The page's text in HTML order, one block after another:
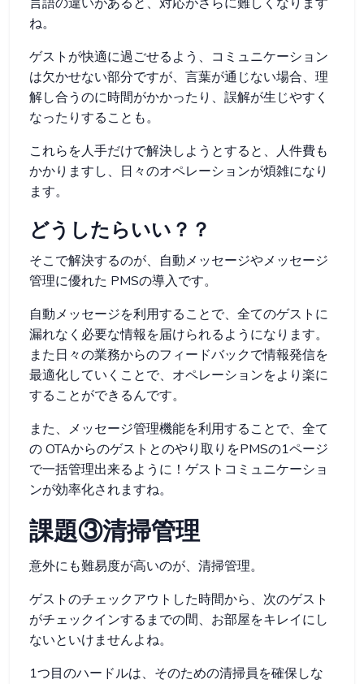
ね。
ゲストが快適に過ごせるよう、コミュニケーション
は欠かせない部分ですが、言葉が通じない場合、理
解し合うのに時間がかかったり、誤解が生じやすく
なったりすることも。
これらを人手だけで解決しようとすると、人件費も
かかりますし、日々のオペレーションが煩雑になり
ます。
どうしたらいい？？
そこで解決するのが、自動メッセージやメッセージ
管理に優れた PMSの導入です。
自動メッセージを利用することで、全てのゲストに
漏れなく必要な情報を届けられるようになります。
また日々の業務からのフィードバックで情報発信を
最適化していくことで、オペレーションをより楽に
することができるんです。
また、メッセージ管理機能を利用することで、全て
の OTAからのゲストとのやり取りをPMSの1ページ
で一括管理出来るように！ゲストコミュニケーショ
ンが効率化されますね。
課題③清掃管理
意外にも難易度が高いのが、清掃管理。
ゲストのチェックアウトした時間から、次のゲスト
がチェックインするまでの間、お部屋をキレイにし
ないといけませんよね。
1つ目のハードルは、そのための清掃員を確保しな